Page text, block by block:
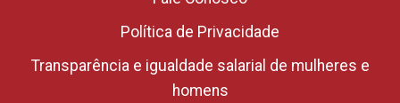
Política de Privacidade
Transparência e igualdade salarial de mulheres e
homens